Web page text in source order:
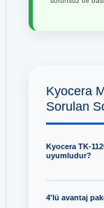
Kyocera
Sorulan
Kyocera TK-
uyumludur?
4'lü avantaj